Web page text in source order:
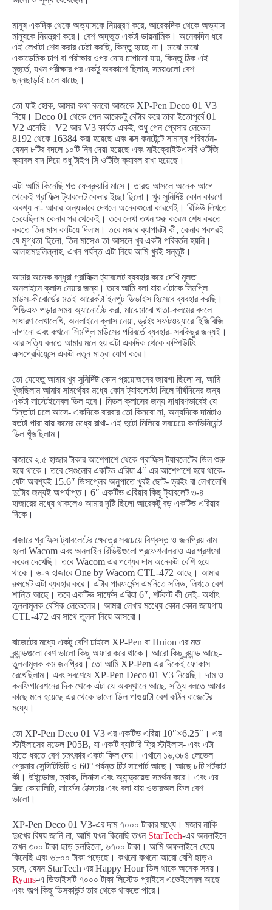
মানুষ একদিক থেকে অভ্যাসকে নিয়ন্ত্রণ করে, আরেকদিক থেকে অভ্যাস
মানুষকে নিয়ন্ত্রণ করে। বেশ অদ্ভুত একটা ডায়নামিক। অনেকদিন ধরে
এই লেখাটা শেষ করার চেষ্টা করছি, কিন্তু হচ্ছে না। মাঝে মাঝে
একাডেমিক চাপ বা পরীক্ষার ওপর দোষ চাপানো যায়, কিন্তু ঠিক এই
মুহুর্তে, যখন পরীক্ষার পর একটু অবকাশে ছিলাম, সময়গুলো বেশ
ছন্নছাড়াই চলে যাচ্ছে।
তো যাই হোক, আমরা কথা বলবো আজকে XP-Pen Deco 01 V3
নিয়ে। Deco 01 থেকে পেন আরেকটু বেটার করে তারা ইতোপূর্বে 01
V2 এনেছি। V2 আর V3 কার্যত একই, শুধু পেন প্রেসার লেভেল
8192 থেকে 16384 করা হয়েছে এবং বক্স কনটেন্টে সামান্য পরিবর্তন-
যেমন ৮টির বদলে ১০টি নিব দেয়া হয়েছে এবং মাইক্রোইউএসবি ওটিজি
ক্যাবল বাদ দিয়ে শুধু টাইপ সি ওটিজি ক্যাবল রাখা হয়েছে।
এটা আমি কিনেছি গত ফেব্রুয়ারি মাসে। তারও আসলে অনেক আগে
থেকেই গ্রাফিক্স ট্যাবলেট কেনার ইচ্ছা ছিলো। খুব সুনির্দিষ্ট কোন কারণে
অবশ্য না- আবার অন্যভাবে দেখলে অনেকগুলো কারণেই। রিভিউ লিখতে
চেয়েছিলাম কেনার পর থেকেই। তবে লেখা তখন শুরু করেও শেষ করতে
করতে তিন মাস কাটিয়ে দিলাম। তবে মজার ব্যাপারটা কী, কেনার পরপরই
যে মুগ্ধতা ছিলো, তিন মাসেও তা আসলে খুব একটা পরিবর্তন হয়নি।
আলহামদুলিল্লাহ, এখন পর্যন্ত এটা নিয়ে আমি খুবই সন্তুষ্ট।
আমার অনেক বন্ধুরা গ্রাফিক্স ট্যাবলেট ব্যবহার করে দেখি মূলত
অনলাইনে ক্লাস নেয়ার জন্য। তবে আমি বলা যায় এটাকে সিমপ্লি
মাউস-কীবোর্ডের মতই আরেকটা ইনপুট ডিভাইস হিসেবে ব্যবহার করছি।
পিডিএফ পড়ার সময় অ্যানোটেট করা, মাঝেমাঝে খাতা-কলমের বদলে
সাধারণ লেখালেখি, অনলাইনে ক্লাস নেয়া, ড্রইং সফটওয়্যারে হিজিবিজি
দাগানো এবং কখনো সিমপ্লি মাউসের পরিবর্তে ব্যবহার- সবকিছুর জন্যই।
আর সত্যি বলতে আমার মনে হয় এটা একদিক থেকে কম্পিউটিং
এক্সপ্রেরিয়েন্সে একটা নতুন মাত্রা যোগ করে।
তো যেহেতু আমার খুব সুনির্দিষ্ট কোন প্রয়োজনের জায়গা ছিলো না, আমি
খুঁজছিলাম আমার সামর্থ্যের মধ্যে কোন ট্যাবলেটটা নিলে দীর্ঘদিনের জন্য
একটা সাস্টেইনেবল ডিল হবে। মিডল ক্লাসের জন্য সাধারণভাবেই যে
চিন্তাটা চলে আসে- একদিকে বারবার তো কিনবো না, অন্যদিকে দামটাও
যতটা পারা যায় কমের মধ্যে রাখা- এই দুটো মিলিয়ে সবচেয়ে কনভিনিয়েন্ট
ডিল খুঁজছিলাম।
বাজারে ২.৫ হাজার টাকার আশেপাশে থেকে গ্রাফিক্স ট্যাবলেটের ডিল শুরু
হয়ে থাকে। তবে সেগুলোর একটিভ এরিয়া 4″ এর আশেপাশে হয়ে থাকে-
যেটা অবশ্যই 15.6″ ডিসপ্লের অনুপাতে খুবই ছোট- ড্রইং বা লেখালেখি
দুটোর জন্যই অপর্যাপ্ত। 6″ একটিভ এরিয়ার কিছু ট্যাবলেট ৩-৪
হাজারের মধ্যে থাকলেও আমার দৃষ্টি ছিলো আরেকটু বড় একটিভ এরিয়ার
দিকে।
বাজারে গ্রাফিক্স ট্যাবলেটের ক্ষেত্রে সবচেয়ে বিশ্বস্ত ও জনপ্রিয় নাম
হলো Wacom এবং অনলাইন রিভিউগুলো প্রফেশনালরাও এর প্রশংসা
করেন দেখেছি। তবে Wacom এর পণ্যের দাম অনেকটা বেশি হয়ে
থাকে। ৬-৭ হাজারে One by Wacom CTL-472 আছে। আমার
রুমমেট এটা ব্যবহার করে। এটার পারফর্মেন্স এমনিতে সলিড, লিখতে বেশ
শান্তি আছে। তবে একটিভ সার্ফেস এরিয়া 6″, শর্টকাট কী নেই- অর্থাৎ
তুলনামূলক বেসিক লেভেলের। আমরা লেখার মধ্যেে কোন কোন জায়গায়
CTL-472 এর সাথে তুলনা নিয়ে আসবো।
বাজেটের মধ্যে একটু বেশি চাইলে XP-Pen বা Huion এর মত
ব্র্যান্ডগুলো বেশ ভালো কিছু অফার করে থাকে। আরো কিছু ব্র্যান্ড আছে-
তুলনামূলক কম জনপ্রিয়। তো আমি XP-Pen এর দিকেই ফোকাস
রেখেছিলাম। এবং সবশেষে XP-Pen Deco 01 V3 নিয়েছি। দাম ও
কনফিগারেশনের দিক থেকে এটা যে অবস্থানে আছে, সত্যি বলতে আমার
কাছে মনে হয়েছে এর থেকে ভালো ডিল পাওয়াটা বেশ কঠিন বাজেটের
মধ্যে।
তো XP-Pen Deco 01 V3 এর একটিভ এরিয়া 10″×6.25″। এর
স্টাইলাসের মডেল P05B, যা একটি ব্যাটারি ফ্রি স্টাইলাস- এবং এটা
হাতে ধরতে বেশ চমৎকার একটা ফিল দেয়। এখানে ১৬,৩৮৪ লেভেল
প্রেসার সেন্সিটিভিটি ও 60° পর্যন্ত টিল্ট সাপোর্ট আছে। আছে ৮টি শর্টকাট
কী। উইন্ডোজ, ম্যাক, লিনাক্স এবং অ্যান্ড্রয়েড সমর্থন করে। এবং এর
বিল্ড কোয়ালিটি, সার্ফেস টেক্সচার এবং বলা যায় ওভারঅল ফিল বেশ
ভালো।
XP-Pen Deco 01 V3-এর দাম ৭০০০ টাকার মধ্যে। মজার নাকি
দুঃখের বিষয় জানি না, আমি যখন কিনেছি তখন StarTech-এর অনলাইনে
তখন ৩০০ টাকা ছাড় চলছিলো, ৬৭০০ টাকা। আমি অফলাইনে যেয়ে
কিনেছি এবং ৬৮০০ টাকা পড়েছে। কখনো কখনো আরো বেশি ছাড়ও
চলে, যেমন StarTech এর Happy Hour ডিল থাকে অনেক সময়।
Ryans-এ ডিভাইসটি ৭০০০ টাকা লিস্টেড প্রাইসে এভেইলেবল আছে
এবং অল্প কিছু ডিসকাউন্ট তার থেকে থাকতে পারে।